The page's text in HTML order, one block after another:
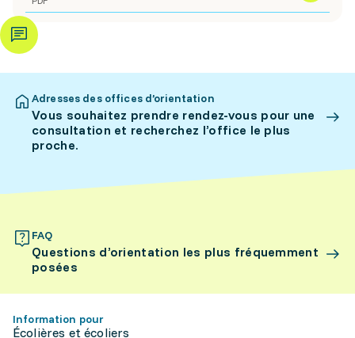
Adresses des offices d’orientation
Vous souhaitez prendre rendez-vous pour une
consultation et recherchez l’office le plus
proche.
FAQ
Questions d’orientation les plus fréquemment
posées
Information pour
Écolières et écoliers